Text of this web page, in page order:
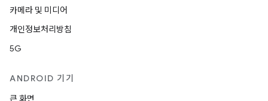
카메라 및 미디어
개인정보처리방침
5G
ANDROID 기기